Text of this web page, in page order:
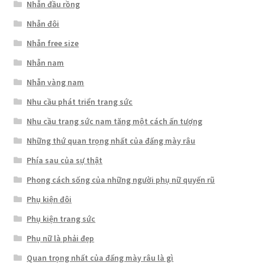
Nhẫn đầu rồng
Nhẫn đôi
Nhẫn free size
Nhẫn nam
Nhẫn vàng nam
Nhu cầu phát triển trang sức
Nhu cầu trang sức nam tăng một cách ấn tượng
Những thứ quan trọng nhất của đấng mày râu
Phía sau của sự thật
Phong cách sống của những người phụ nữ quyến rũ
Phụ kiện đôi
Phụ kiện trang sức
Phụ nữ là phải đẹp
Quan trọng nhất của đấng mày râu là gì